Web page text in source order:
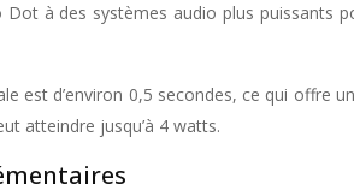
à des systèmes audio plus puissants
est d’environ 0,5 secondes, ce qui offre
atteindre jusqu’à 4 watts.